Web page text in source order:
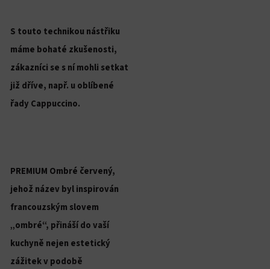
S touto technikou nástřiku
máme bohaté zkušenosti,
zákazníci se s ní mohli setkat
již dříve, např. u oblíbené
řady Cappuccino.
PREMIUM Ombré červený,
jehož název byl inspirován
francouzským slovem
„ombré“, přináší do vaší
kuchyně nejen estetický
zážitek v podobě